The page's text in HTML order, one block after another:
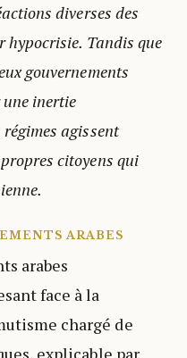
diverses des
hypocrisie. Tandis que
gouvernements
une inertie
agissent
citoyens qui
ARABES
arabes
face à la
chargé de